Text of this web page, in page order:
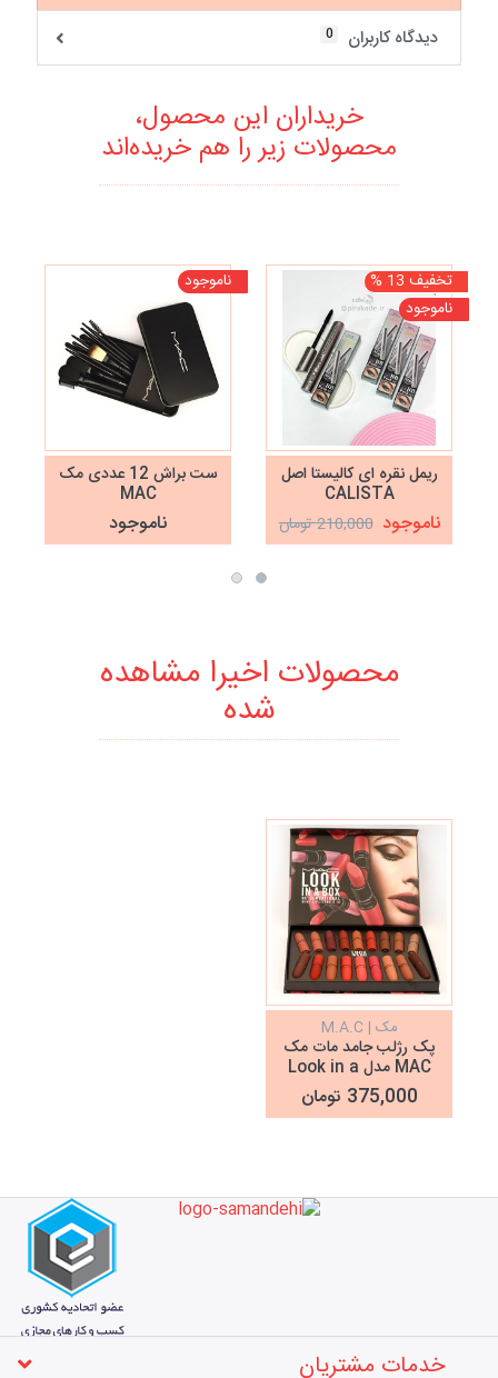
دیدگاه کاربران
0
خریداران این محصول،
محصولات زیر را هم خریده‌اند
تخفیف 13 %
ناموجود
ریمل نقره ای کالیستا اصل
CALISTA
ناموجود 210,000 تومان
ناموجود
ست براش 12 عددی مک
MAC
ناموجود
محصولات اخیرا مشاهده
شده
مک | M.A.C
پک رژلب جامد مات مک
MAC مدل Look in a
Box
375,000 تومان
خدمات مشتریان